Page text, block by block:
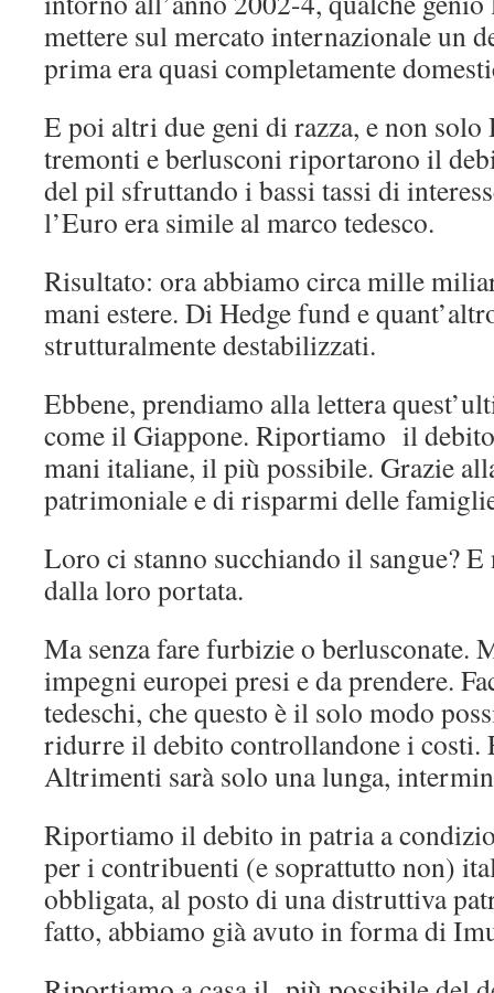
mettere sul mercato internazionale un
prima era quasi completamente
E poi altri due geni di razza, e non
tremonti e berlusconi riportarono il
del pil sfruttando i bassi tassi di
l’Euro era simile al marco tedesco.
Risultato: ora abbiamo circa mille
mani estere. Di Hedge fund e
strutturalmente destabilizzati.
Ebbene, prendiamo alla lettera
come il Giappone. Riportiamo il
mani italiane, il più possibile. Grazie
patrimoniale e di risparmi delle
Loro ci stanno succhiando il sangue?
dalla loro portata.
Ma senza fare furbizie o berlusconate.
impegni europei presi e da prendere.
tedeschi, che questo è il solo modo
ridurre il debito controllandone i costi.
Altrimenti sarà solo una lunga,
Riportiamo il debito in patria a
per i contribuenti (e soprattutto non)
obbligata, al posto di una distruttiva
fatto, abbiamo già avuto in forma di